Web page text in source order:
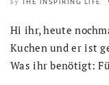
by THE INSPIRING LIFE
Hi ihr, heute
Kuchen und er ist
Was ihr benötigt: